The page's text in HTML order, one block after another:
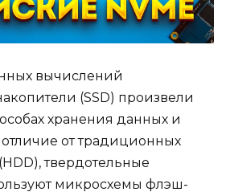
вычислений
(SSD) произвели
хранения данных и
от традиционных
твердотельные
микросхемы флэш-